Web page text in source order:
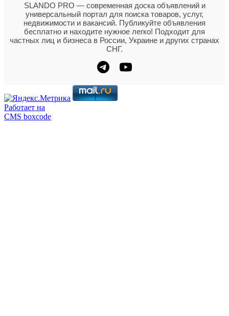
SLANDO PRO — современная доска объявлений и
универсальный портал для поиска товаров, услуг,
недвижимости и вакансий. Публикуйте объявления
бесплатно и находите нужное легко! Подходит для
частных лиц и бизнеса в России, Украине и других странах
СНГ.
Работает на
CMS boxcode